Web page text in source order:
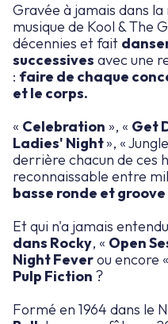
Gravée à jamais dans
musique de Kool & The
décennies et fait
successives avec une
: faire de chaque
et le corps.
« Celebration », « Get
Ladies' Night», «
derrière chacun de ces
reconnaissable entre
basse ronde et
Et qui n'a jamais
dans Rocky, « Open
Night Feverou encore «
Pulp Fiction ?
Formé en 1964 dans le